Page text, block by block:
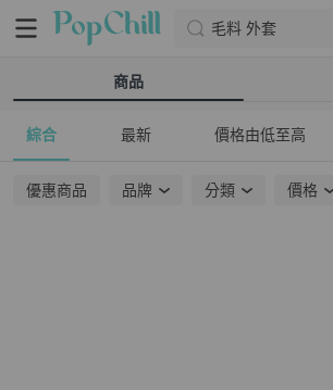
毛料 外套
商品
綜合 最新 價格由低至高
優惠商品 品牌 分類 價格